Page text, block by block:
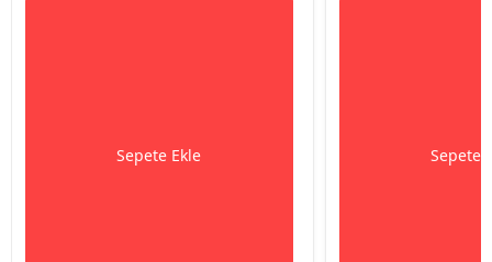
Sepete Ekle Sepete